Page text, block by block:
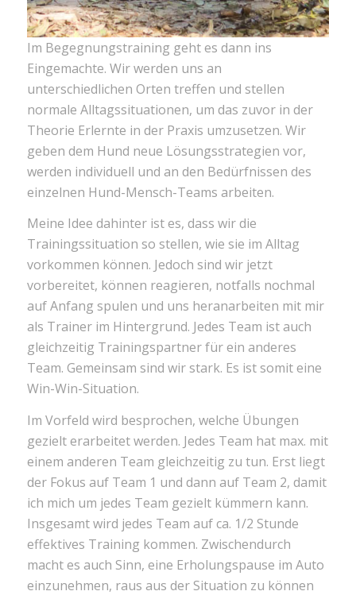
Im Begegnungstraining geht es dann ins
Eingemachte. Wir werden uns an
unterschiedlichen Orten treffen und stellen
normale Alltagssituationen, um das zuvor in der
Theorie Erlernte in der Praxis umzusetzen. Wir
geben dem Hund neue Lösungsstrategien vor,
werden individuell und an den Bedürfnissen des
einzelnen Hund-Mensch-Teams arbeiten.
Meine Idee dahinter ist es, dass wir die
Trainingssituation so stellen, wie sie im Alltag
vorkommen können. Jedoch sind wir jetzt
vorbereitet, können reagieren, notfalls nochmal
auf Anfang spulen und uns heranarbeiten mit mir
als Trainer im Hintergrund. Jedes Team ist auch
gleichzeitig Trainingspartner für ein anderes
Team. Gemeinsam sind wir stark. Es ist somit eine
Win-Win-Situation.
Im Vorfeld wird besprochen, welche Übungen
gezielt erarbeitet werden. Jedes Team hat max. mit
einem anderen Team gleichzeitig zu tun. Erst liegt
der Fokus auf Team 1 und dann auf Team 2, damit
ich mich um jedes Team gezielt kümmern kann.
Insgesamt wird jedes Team auf ca. 1/2 Stunde
effektives Training kommen. Zwischendurch
macht es auch Sinn, eine Erholungspause im Auto
einzunehmen, raus aus der Situation zu können